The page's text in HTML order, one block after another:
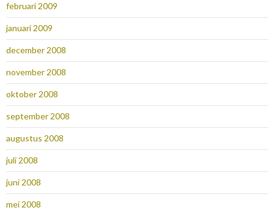
februari 2009
januari 2009
december 2008
november 2008
oktober 2008
september 2008
augustus 2008
juli 2008
juni 2008
mei 2008